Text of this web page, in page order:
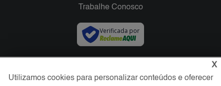
Trabalhe Conosco
Verificada por
X
Utilizamos cookies para personalizar conteúdos e oferecer